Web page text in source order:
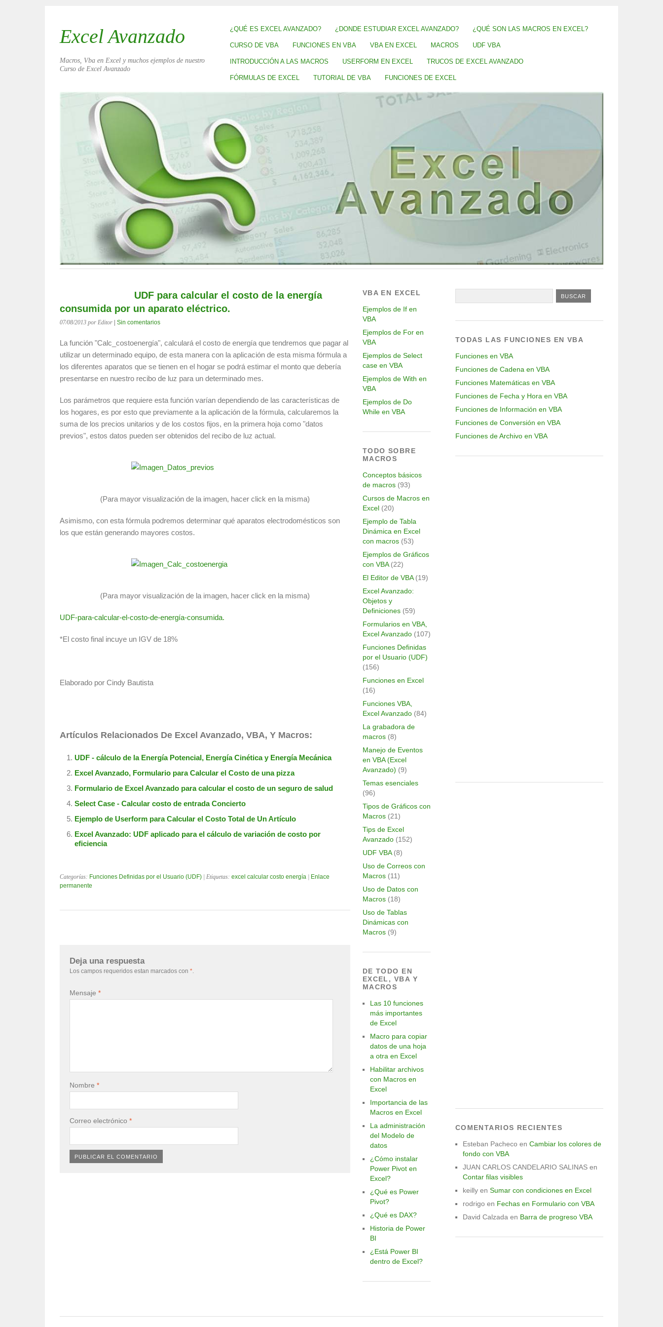
¿QUÉ ES EXCEL AVANZADO? ¿DONDE ESTUDIAR EXCEL AVANZADO? ¿QUÉ SON LAS MACROS EN EXCEL?
CURSO DE VBA FUNCIONES EN VBA VBA EN EXCEL MACROS UDF VBA
INTRODUCCIÓN A LAS MACROS USERFORM EN EXCEL TRUCOS DE EXCEL AVANZADO
FÓRMULAS DE EXCEL TUTORIAL DE VBA FUNCIONES DE EXCEL
Excel Avanzado
Macros, Vba en Excel y muchos ejemplos de nuestro
Curso de Excel Avanzado
UDF para calcular el costo de la energía
consumida por un aparato eléctrico.
07/08/2013 por Editor Sin comentarios
La función "Calc_costoenergía", calculará el costo de energía que tendremos que pagar al
utilizar un determinado equipo, de esta manera con la aplicación de esta misma fórmula a
los diferentes aparatos que se tienen en el hogar se podrá estimar el monto que debería
presentarse en nuestro recibo de luz para un determinado mes.
Los parámetros que requiere esta función varían dependiendo de las características de
los hogares, es por esto que previamente a la aplicación de la fórmula, calcularemos la
suma de los precios unitarios y de los costos fijos, en la primera hoja como "datos
previos", estos datos pueden ser obtenidos del recibo de luz actual.
(Para mayor visualización de la imagen, hacer click en la misma)
Asimismo, con esta fórmula podremos determinar qué aparatos electrodomésticos son
los que están generando mayores costos.
(Para mayor visualización de la imagen, hacer click en la misma)
UDF-para-calcular-el-costo-de-energía-consumida.
*El costo final incuye un IGV de 18%
Elaborado por Cindy Bautista
Artículos Relacionados De Excel Avanzado, VBA, Y Macros:
UDF - cálculo de la Energía Potencial, Energía Cinética y Energía Mecánica
Excel Avanzado, Formulario para Calcular el Costo de una pizza
Formulario de Excel Avanzado para calcular el costo de un seguro de salud
Select Case - Calcular costo de entrada Concierto
Ejemplo de Userform para Calcular el Costo Total de Un Artículo
Excel Avanzado: UDF aplicado para el cálculo de variación de costo por
eficiencia
Categorías: Funciones Definidas por el Usuario (UDF) | Etiquetas: excel calcular costo energía
Enlace
permanente
Deja una respuesta
Los campos requeridos estan marcados con *
Mensaje *
Nombre *
Correo electrónico *
VBA EN EXCEL
Ejemplos de If en
VBA
Ejemplos de For en
VBA
Ejemplos de Select
case en VBA
Ejemplos de With en
VBA
Ejemplos de Do
While en VBA
TODO SOBRE
MACROS
Conceptos básicos
de macros(93)
Cursos de Macros en
Excel(20)
Ejemplo de Tabla
Dinámica en Excel
con macros(53)
Ejemplos de Gráficos
con VBA(22)
El Editor de VBA(19)
Excel Avanzado:
Objetos y
Definiciones(59)
Formularios en VBA,
Excel Avanzado(107)
Funciones Definidas
por el Usuario (UDF)
(156)
Funciones en Excel
(16)
Funciones VBA,
Excel Avanzado(84)
La grabadora de
macros(8)
Manejo de Eventos
en VBA (Excel
Avanzado) (9)
Temas esenciales
(96)
Tipos de Gráficos con
Macros(21)
Tips de Excel
Avanzado(152)
UDF VBA(8)
Uso de Correos con
Macros(11)
Uso de Datos con
Macros(18)
Uso de Tablas
Dinámicas con
Macros(9)
DE TODO EN
EXCEL, VBA Y
MACROS
Las 10 funciones
más importantes
de Excel
Macro para copiar
datos de una hoja
a otra en Excel
Habilitar archivos
con Macros en
Excel
Importancia de las
Macros en Excel
La administración
del Modelo de
datos
¿Cómo instalar
Power Pivot en
Excel?
¿Qué es Power
Pivot?
¿Qué es DAX?
Historia de Power
BI
¿Está Power BI
dentro de Excel?
TODAS LAS FUNCIONES EN VBA
Funciones en VBA
Funciones de Cadena en VBA
Funciones Matemáticas en VBA
Funciones de Fecha y Hora en VBA
Funciones de Información en VBA
Funciones de Conversión en VBA
Funciones de Archivo en VBA
COMENTARIOS RECIENTES
Esteban Pacheco en Cambiar los colores de
fondo con VBA
JUAN CARLOS CANDELARIO SALINASen
Contar filas visibles
keillyen Sumar con condiciones en Excel
rodrigo en Fechas en Formulario con VBA
David Calzada en Barra de progreso VBA